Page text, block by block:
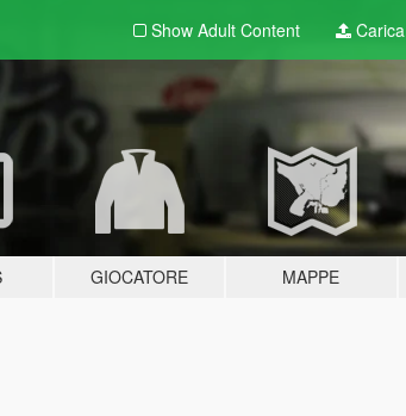
Show Adult Content Carica
GIOCATORE MAPPE